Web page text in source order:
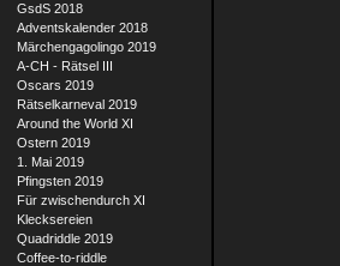
GsdS 2018
Adventskalender 2018
Märchengagolingo 2019
A-CH - Rätsel III
Oscars 2019
Rätselkarneval 2019
Around the World XI
Ostern 2019
1. Mai 2019
Pfingsten 2019
Für zwischendurch XI
Klecksereien
Quadriddle 2019
Coffee-to-riddle